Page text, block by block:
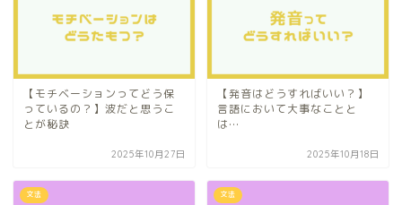
【モチベーションってどう保
っているの？】波だと思うこ
とが秘訣
2025年10月27日
【発音はどうすればいい？】
言語において大事なことと
は…
2025年10月18日
文法 文法